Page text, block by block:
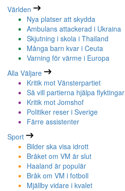
Världen
Nya platser att skydda
Ambulans attackerad i Ukraina
Skjutning i skola i Thailand
Många barn kvar i Ceuta
Varning för värme i Europa
Alla Väljare
Kritik mot Vänsterpartiet
Så vill partierna hjälpa flyktingar
Kritik mot Jomshof
Politiker reser i Sverige
Färre assistenter
Sport
Bilder ska visa idrott
Bråket om VM är slut
Haaland är populär
Bråk om VM i fotboll
Mjällby vidare i kvalet